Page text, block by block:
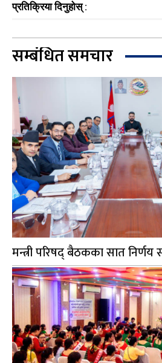
प्रतिक्रिया दिनुहोस् :
सम्बंधित समचार
मन्त्री परिषद् बैठकका सात निर्णय